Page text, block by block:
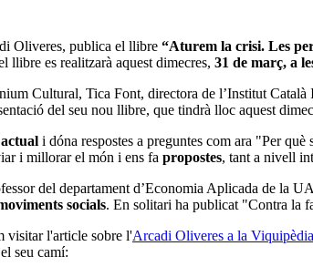
Oliveres, publica el llibre “Aturem la crisi. Les
llibre es realitzarà aquest dimecres, 31 de març, a
Cultural, Tica Font, directora de l’Institut
del seu nou llibre, que tindrà lloc aquest
i dóna respostes a preguntes com ara "Per
i millorar el món i ens fa propostes, tant a nivell
del departament d’Economia Aplicada de la
socials. En solitari ha publicat "Contra la
visitar l'article sobre l'Arcadi Oliveres a la Viquipèdia
seu camí: